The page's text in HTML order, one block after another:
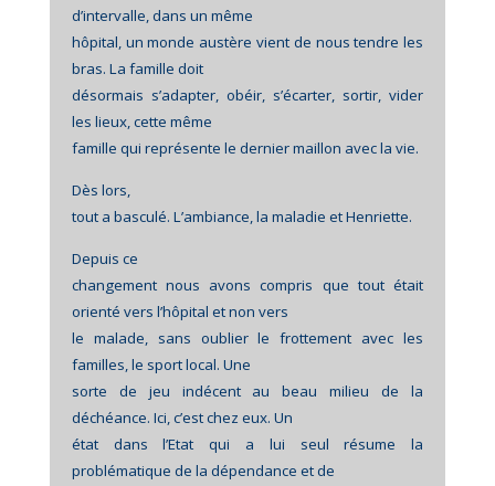
d’intervalle, dans un même
hôpital, un monde austère vient de nous tendre les
bras. La famille doit
désormais s’adapter, obéir, s’écarter, sortir, vider
les lieux, cette même
famille qui représente le dernier maillon avec la vie.
Dès lors,
tout a basculé. L’ambiance, la maladie et Henriette.
Depuis ce
changement nous avons compris que tout était
orienté vers l’hôpital et non vers
le malade, sans oublier le frottement avec les
familles, le sport local. Une
sorte de jeu indécent au beau milieu de la
déchéance. Ici, c’est chez eux. Un
état dans l’Etat qui a lui seul résume la
problématique de la dépendance et de